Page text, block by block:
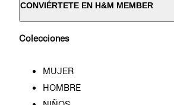
CONVIÉRTETE EN H&M MEMBER
Colecciones
MUJER
HOMBRE